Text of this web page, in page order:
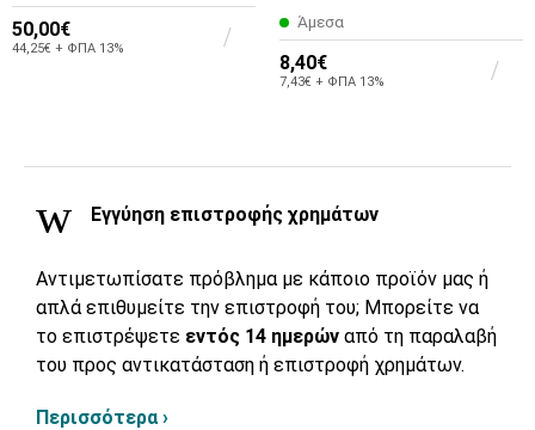
50,00€
44,25€ + ΦΠΑ 13%
Άμεσα
8,40€
7,43€ + ΦΠΑ 13%
Εγγύηση επιστροφής χρημάτων
Αντιμετωπίσατε πρόβλημα με κάποιο προϊόν μας ή
απλά επιθυμείτε την επιστροφή του; Μπορείτε να
το επιστρέψετε εντός 14 ημερών από τη παραλαβή
του προς αντικατάσταση ή επιστροφή χρημάτων.
Περισσότερα ›